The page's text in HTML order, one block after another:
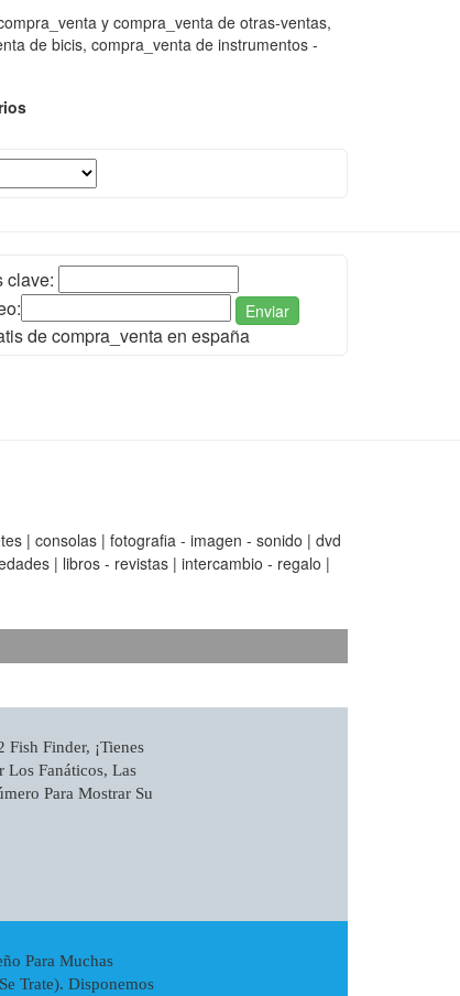
y compra_venta de otras-ventas,
de bicis, compra_venta de instrumentos -
clave:
Enviar
de compra_venta en españa
| consolas | fotografia - imagen - sonido | dvd
| libros - revistas | intercambio - regalo |
Fish Finder, ¡tienes
Los Fanáticos, Las
Para Mostrar Su
Para Muchas
Trate). Disponemos